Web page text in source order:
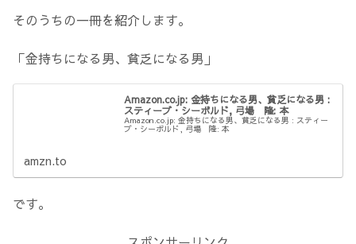
そのうちの一冊を紹介します。
「金持ちになる男、貧乏になる男」
Amazon.co.jp: 金持ちになる男、貧乏になる男 :
スティーブ・シーボルド, 弓場 隆: 本
Amazon.co.jp: 金持ちになる男、貧乏になる男 : スティー
ブ・シーボルド, 弓場 隆: 本
amzn.to
です。